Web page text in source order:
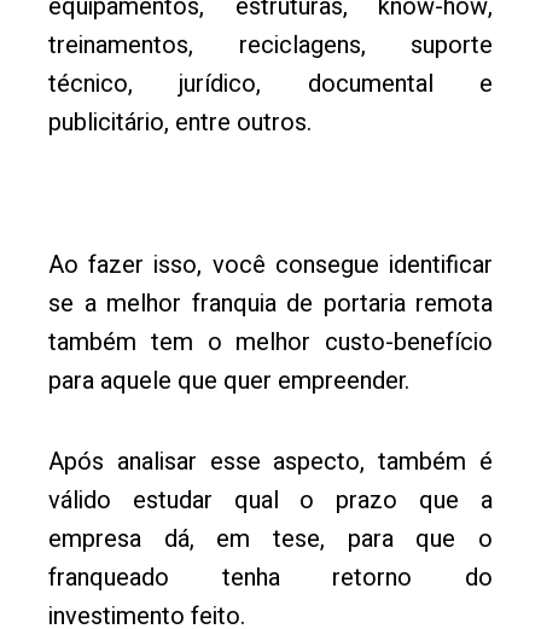
treinamentos, reciclagens, suporte
técnico, jurídico, documental e
publicitário, entre outros.
Ao fazer isso, você consegue identificar
se a melhor franquia de portaria remota
também tem o melhor custo-benefício
para aquele que quer empreender.
Após analisar esse aspecto, também é
válido estudar qual o prazo que a
empresa dá, em tese, para que o
franqueado tenha retorno do
investimento feito.